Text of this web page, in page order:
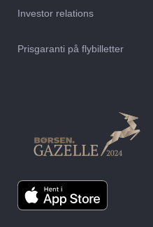
Investor relations
Prisgaranti på flybilletter